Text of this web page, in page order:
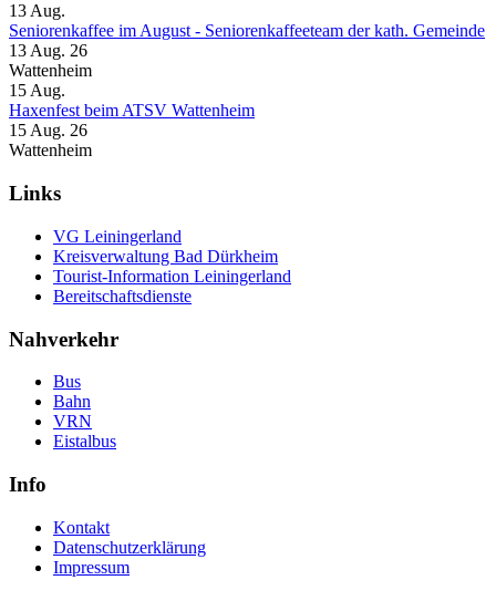
13 Aug.
Seniorenkaffee im August - Seniorenkaffeeteam der kath. Gemeinde
13 Aug. 26
Wattenheim
15 Aug.
Haxenfest beim ATSV Wattenheim
15 Aug. 26
Wattenheim
Links
VG Leiningerland
Kreisverwaltung Bad Dürkheim
Tourist-Information Leiningerland
Bereitschaftsdienste
Nahverkehr
Bus
Bahn
VRN
Eistalbus
Info
Kontakt
Datenschutzerklärung
Impressum